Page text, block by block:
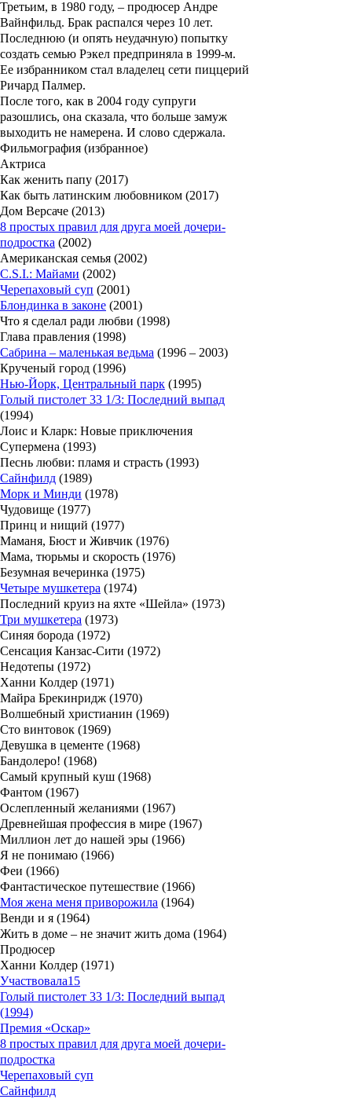
Третьим, в 1980 году, – продюсер Андре
Вайнфильд. Брак распался через 10 лет.
Последнюю (и опять неудачную) попытку
создать семью Рэкел предприняла в 1999-м.
Ее избранником стал владелец сети пиццерий
Ричард Палмер.
После того, как в 2004 году супруги
разошлись, она сказала, что больше замуж
выходить не намерена. И слово сдержала.
Фильмография (избранное)
Актриса
Как женить папу (2017)
Как быть латинским любовником (2017)
Дом Версаче (2013)
8 простых правил для друга моей дочери-
подростка (2002)
Американская семья (2002)
C.S.I.: Майами (2002)
Черепаховый суп (2001)
Блондинка в законе (2001)
Что я сделал ради любви (1998)
Глава правления (1998)
Сабрина – маленькая ведьма (1996 – 2003)
Крученый город (1996)
Нью-Йорк, Центральный парк (1995)
Голый пистолет 33 1/3: Последний выпад
(1994)
Лоис и Кларк: Новые приключения
Супермена (1993)
Песнь любви: пламя и страсть (1993)
Сайнфилд (1989)
Морк и Минди (1978)
Чудовище (1977)
Принц и нищий (1977)
Маманя, Бюст и Живчик (1976)
Мама, тюрьмы и скорость (1976)
Безумная вечеринка (1975)
Четыре мушкетера (1974)
Последний круиз на яхте «Шейла» (1973)
Три мушкетера (1973)
Синяя борода (1972)
Сенсация Канзас-Сити (1972)
Недотепы (1972)
Ханни Колдер (1971)
Майра Брекинридж (1970)
Волшебный христианин (1969)
Сто винтовок (1969)
Девушка в цементе (1968)
Бандолеро! (1968)
Самый крупный куш (1968)
Фантом (1967)
Ослепленный желаниями (1967)
Древнейшая профессия в мире (1967)
Миллион лет до нашей эры (1966)
Я не понимаю (1966)
Феи (1966)
Фантастическое путешествие (1966)
Моя жена меня приворожила (1964)
Венди и я (1964)
Жить в доме – не значит жить дома (1964)
Продюсер
Ханни Колдер (1971)
Участвовала15
Голый пистолет 33 1/3: Последний выпад
(1994)
Премия «Оскар»
8 простых правил для друга моей дочери-
подростка
Черепаховый суп
Сайнфилд